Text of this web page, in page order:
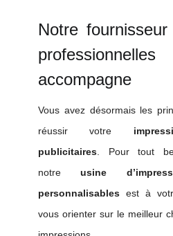
Notre fournisseur
accompagne
Vous avez désormais les
réussir votre
publicitaires. Pour tout
notreusine
personnalisablesest à
vous orienter sur le meilleur